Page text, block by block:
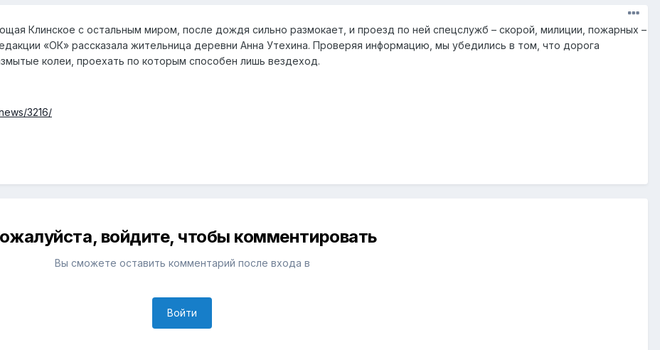
Клинское с остальным миром, после дождя сильно размокает, и проезд по ней спецслужб – скорой, милиции, пожарных –
«ОК» рассказала жительница деревни Анна Утехина. Проверяя информацию, мы убедились в том, что дорога
колеи, проехать по которым способен лишь вездеход.
3216/
войдите, чтобы комментировать
Вы сможете оставить комментарий после входа в
Войти